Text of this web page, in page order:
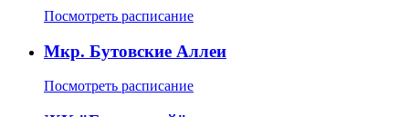
Посмотреть расписание
Мкр. Бутовские Аллеи
Посмотреть расписание